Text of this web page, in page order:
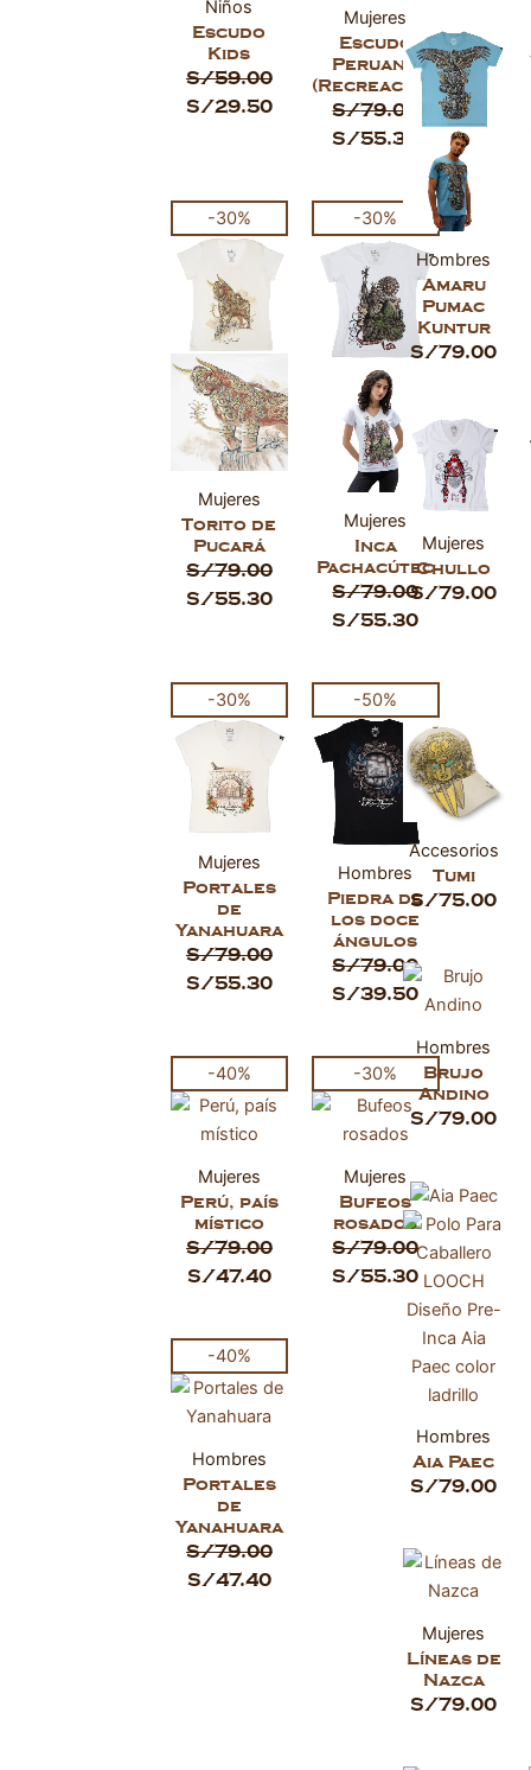
Niños
Escudo
Kids
S/59.00
S/29.50
Mujeres
Escudo
Peruano
(Recreación)
S/79.00
S/55.30
-30%
Mujeres
Torito de
Pucará
S/79.00
El
precio
original
era:
S/79.00.
S/55.30
precio
actual
S/55.30.
-30%
Mujeres
Inca
Pachacútec
S/79.00
El
precio
original
era:
S/79.00.
S/55.30
El
precio
actual
es:
S/55.30.
-30%
Mujeres
Portales
de
Yanahuara
S/79.00
El
precio
era:
S/79.00.
S/55.30
precio
actual
S/55.30.
-50%
Hombres
Piedra de
los doce
ángulos
S/79.00
El
precio
original
era:
S/79.00.
S/39.50
precio
actual
es:
S/39.50.
-40%
Mujeres
Perú, país
místico
S/79.00
El
precio
original
S/79.00.
S/47.40
precio
S/47.40.
-30%
Mujeres
Bufeos
rosados
S/79.00
El
precio
original
S/79.00.
S/55.30
El
precio
actual
S/55.30.
-40%
Hombres
Portales
de
Yanahuara
S/79.00
El
precio
original
S/79.00.
S/47.40
precio
actual
Hombres
Amaru
Pumac
Kuntur
S/79.00
Mujeres
Chullo
S/79.00
Accesorios
Tumi
S/75.00
Hombres
Brujo
Andino
S/79.00
Hombres
Aia Paec
S/79.00
Mujeres
Líneas de
Nazca
S/79.00